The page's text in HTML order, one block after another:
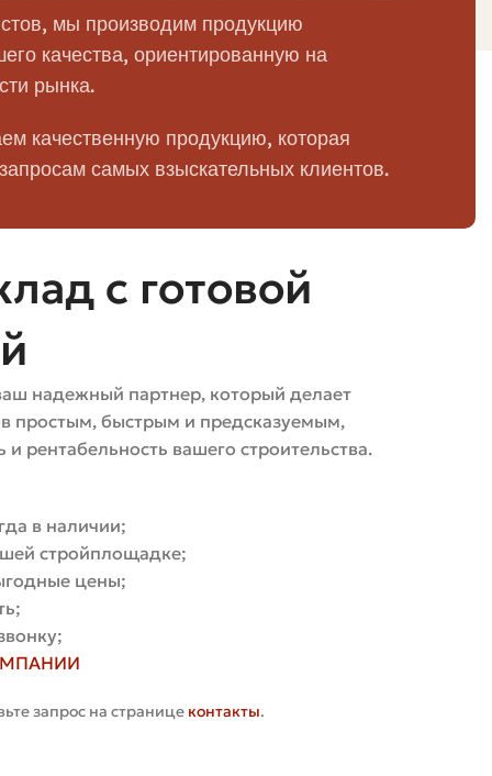
форматы, клинкероподобные
не ниже F50–F75
уменьшает риск разрушения от мороза
прочность и теплопроводность
используют для классических фасадов, а узкие
минимализма и современных фасадов, а рваный
протоколы испытаний и паспорт
мы производим продукцию
качества, ориентированную на
рынка.
качественную продукцию, которая
самых взыскательных клиентов.
с готовой
надежный партнер, который делает
простым, быстрым и предсказуемым,
рентабельность вашего строительства.
в наличии;
стройплощадке;
цены;
запрос на странице контакты.